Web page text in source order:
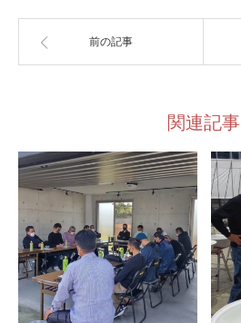
前の記事
関連記事